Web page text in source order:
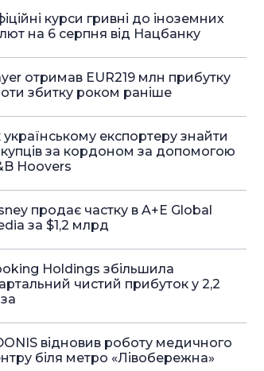
курси гривні до іноземних
на 6 серпня від Нацбанку
отримав EUR219 млн прибутку
збитку роком раніше
українському експортеру знайти
за кордоном за допомогою
Hoovers
продає частку в A+E Global
за $1,2 млрд
Holdings збільшила
чистий прибуток у 2,2
відновив роботу медичного
біля метро «Лівобережна»